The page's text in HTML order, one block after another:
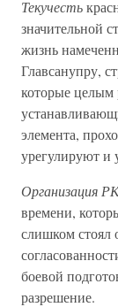
Текучесть
значительной
жизнь
Главсанупру,
которые целым
элемента,
урегулируют и
Организация
времени,
слишком стоял
боевой
разрешение.